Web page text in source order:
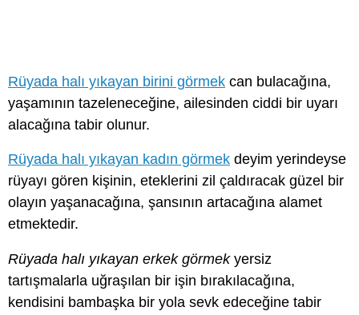
Rüyada halı yıkayan birini görmek can bulacağına,
yaşamının tazeleneceğine, ailesinden ciddi bir uyarı
alacağına tabir olunur.
Rüyada halı yıkayan kadın görmek deyim yerindeyse
rüyayı gören kişinin, eteklerini zil çaldıracak güzel bir
olayın yaşanacağına, şansının artacağına alamet
etmektedir.
Rüyada halı yıkayan erkek görmekyersiz
tartışmalarla uğraşılan bir işin bırakılacağına,
kendisini bambaşka bir yola sevk edeceğine tabir